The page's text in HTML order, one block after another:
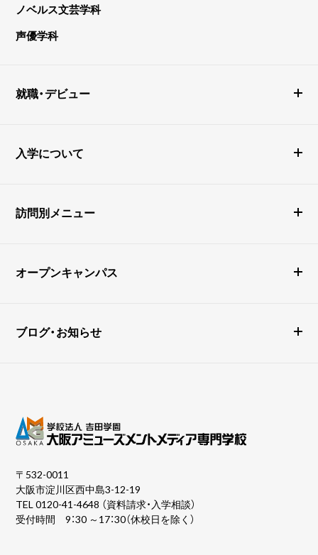
ノベルス文芸学科
声優学科
就職・デビュー
入学について
訪問別メニュー
オープンキャンパス
ブログ・お知らせ
〒532-0011
大阪市淀川区西中島3-12-19
TEL0120-41-4648 （資料請求・入学相談）
受付時間 9：30 ～17：30（休校日を除く）